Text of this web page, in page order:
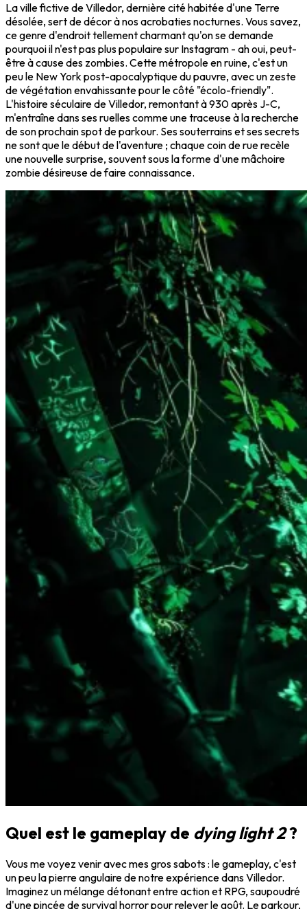
La ville fictive de Villedor, dernière cité habitée d'une Terre
désolée, sert de décor à nos acrobaties nocturnes. Vous savez,
ce genre d'endroit tellement charmant qu'on se demande
pourquoi il n'est pas plus populaire sur Instagram - ah oui, peut-
être à cause des zombies. Cette métropole en ruine, c'est un
peu le New York post-apocalyptique du pauvre, avec un zeste
de végétation envahissante pour le côté "écolo-friendly".
L'histoire séculaire de Villedor, remontant à 930 après J-C,
m'entraîne dans ses ruelles comme une traceuse à la recherche
de son prochain spot de parkour. Ses souterrains et ses secrets
ne sont que le début de l'aventure ; chaque coin de rue recèle
une nouvelle surprise, souvent sous la forme d'une mâchoire
zombie désireuse de faire connaissance.
Quel est le gameplay de dying light 2?
Vous me voyez venir avec mes gros sabots : le gameplay, c'est
un peu la pierre angulaire de notre expérience dans Villedor.
Imaginez un mélange détonant entre action et RPG, saupoudré
d'une pincée de survival horror pour relever le goût. Le parkour,